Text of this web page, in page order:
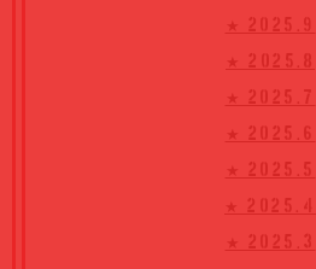
★ 2025.9
★ 2025.8
★ 2025.7
★ 2025.6
★ 2025.5
★ 2025.4
★ 2025.3